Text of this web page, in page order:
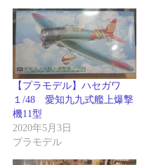
【プラモデル】ハセガワ
１/48 愛知九九式艦上爆撃
機11型
2020年5月3日
プラモデル